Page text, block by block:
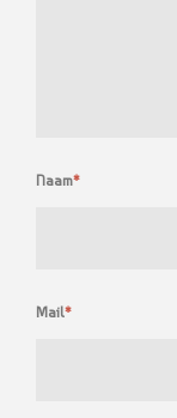
Naam*
Mail*